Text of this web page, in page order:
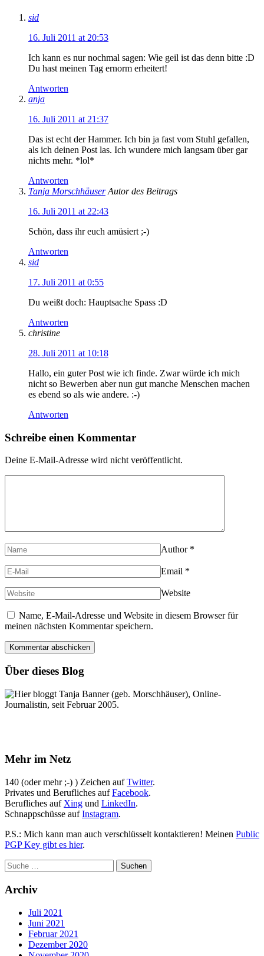
sid
16. Juli 2011 at 20:53
Ich kann es nur nochmal sagen: Wie geil ist das denn bitte :D
Du hast meinen Tag ernorm erheitert!
Antworten
anja
16. Juli 2011 at 21:37
Das ist echt der Hammer. Ich bin ja fast vom Stuhl gefallen,
als ich deinen Post las. Ich wundere mich langsam über gar
nichts mehr. *lol*
Antworten
Tanja Morschhäuser Autor des Beitrags
16. Juli 2011 at 22:43
Schön, dass ihr euch amüsiert ;-)
Antworten
sid
17. Juli 2011 at 0:55
Du weißt doch: Hauptsache Spass :D
Antworten
christine
28. Juli 2011 at 10:18
Hallo, ein guter Post wie ich finde. Zwar würde ich mich
nicht so Bewerben aber nun gut manche Menschen machen
es ebend so als wie andere. :-)
Antworten
Schreibe einen Kommentar
Deine E-Mail-Adresse wird nicht veröffentlicht.
Author *
Email *
Website
Name, E-Mail-Adresse und Website in diesem Browser für
meinen nächsten Kommentar speichern.
Über dieses Blog
Hier bloggt Tanja Banner (geb. Morschhäuser), Online-
Journalistin, seit Februar 2005.
Mehr im Netz
140 (oder mehr ;-) ) Zeichen aufTwitter.
Privates und Berufliches aufFacebook.
Berufliches auf Xing und LinkedIn.
Schnappschüsse aufInstagram.
P.S.: Mich kann man auch verschlüsselt kontaktieren! Meinen Public
PGP Key gibt es hier.
Archiv
Juli 2021
Juni 2021
Februar 2021
Dezember 2020